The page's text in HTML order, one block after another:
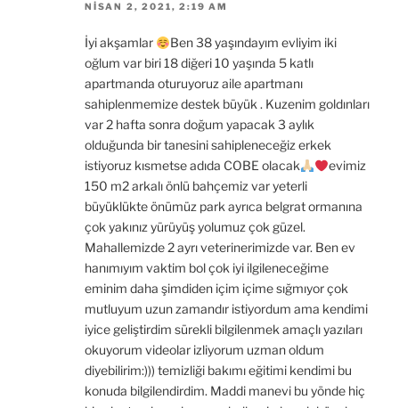
NISAN 2, 2021, 2:19 AM
İyi akşamlar
Ben 38 yaşındayım evliyim iki
oğlum var biri 18 diğeri 10 yaşında 5 katlı
apartmanda oturuyoruz aile apartmanı
sahiplenmemize destek büyük . Kuzenim goldınları
var 2 hafta sonra doğum yapacak 3 aylık
olduğunda bir tanesini sahipleneceğiz erkek
istiyoruz kısmetse adıda COBE olacak
evimiz
150 m2 arkalı önlü bahçemiz var yeterli
büyüklükte önümüz park ayrıca belgrat ormanına
çok yakınız yürüyüş yolumuz çok güzel.
Mahallemizde 2 ayrı veterinerimizde var. Ben ev
hanımıyım vaktim bol çok iyi ilgileneceğime
eminim daha şimdiden içim içime sığmıyor çok
mutluyum uzun zamandır istiyordum ama kendimi
iyice geliştirdim sürekli bilgilenmek amaçlı yazıları
okuyorum videolar izliyorum uzman oldum
diyebilirim:))) temizliği bakımı eğitimi kendimi bu
konuda bilgilendirdim. Maddi manevi bu yönde hiç